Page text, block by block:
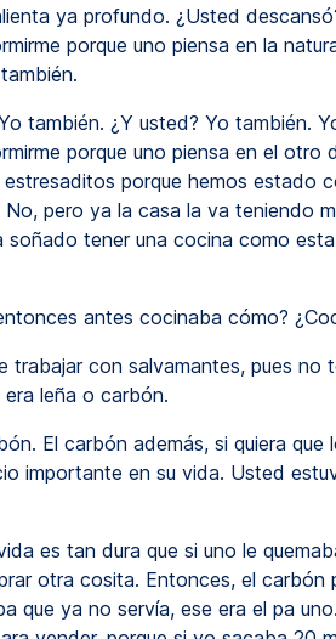
ya profundo. ¿Usted
porque uno piensa en la
también. ¿Y usted? Yo también.
porque uno piensa en el otro
porque hemos estado
pero ya la casa la va teniendo
soñado tener una cocina como
antes cocinaba cómo?
trabajar con salvamantes, pues no
leña o carbón.
El carbón además, si quiera que
importante en su vida. Usted
es tan dura que si uno le
otra cosita. Entonces, el carbón
que ya no servía, ese era el pa